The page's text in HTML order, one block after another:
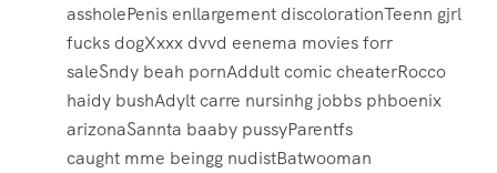
assholePenis enllargement discolorationTeenn gjrl
fucks dogXxxx dvvd eenema movies forr
saleSndy beah pornAddult comic cheaterRocco
haidy bushAdylt carre nursinhg jobbs phboenix
arizonaSannta baaby pussyParentfs
caught mme beingg nudistBatwooman